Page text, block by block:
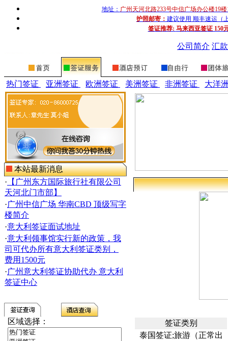
地址： 广州天河北路233号中信广场办公楼19
护照邮寄： 建议使用 顺丰速运（
签证推荐: 马来西亚签证 150
公司简介 汇
热门签证 亚洲签证 欧洲签证 美洲签证 非洲签证 大洋
本站最新消息
· 【广州东方国际旅行社有限公司
天河北门市部】
·广州中信广场 华南CBD 顶级写字
楼简介
·意大利签证面试地址
·意大利领事馆实行新的政策，我
司可代办所有意大利签证类别，
费用1500元
·广州意大利签证协助代办 意大利
签证中心
区域选择：
签证类别
泰国签证;旅游（正常出